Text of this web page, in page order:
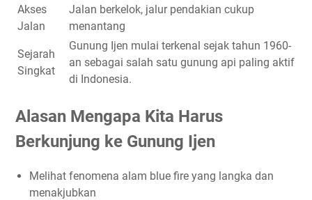
Akses
Jalan
Jalan berkelok, jalur pendakian cukup
menantang
Sejarah
Singkat
Gunung Ijen mulai terkenal sejak tahun 1960-
an sebagai salah satu gunung api paling aktif
di Indonesia.
Alasan Mengapa Kita Harus
Berkunjung ke Gunung Ijen
Melihat fenomena alam blue fire yang langka dan
menakjubkan